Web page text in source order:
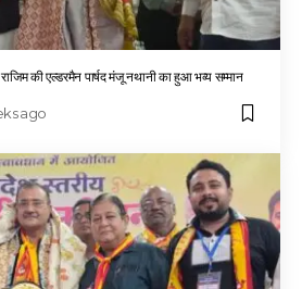
की एल्डरमैन पार्षद मंजू नथानी का हुआ भव्य सम्मान
ago